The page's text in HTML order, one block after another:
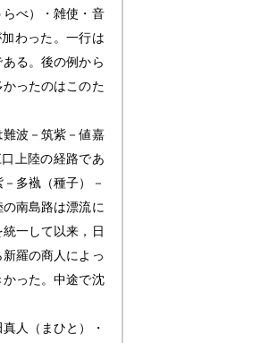
べ）・雑使・音
わった。一行は
る。後の例から
ったのはこのた
波－筑紫－値嘉
上陸の経路であ
多褹（種子）－
南島路は漂流に
一して以来，日
羅の商人によっ
った。中途で沈
人（まひと）・